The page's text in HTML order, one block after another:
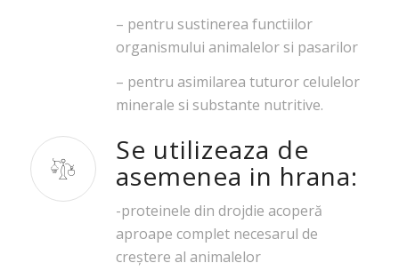
– pentru sustinerea functiilor
organismului animalelor si pasarilor
– pentru asimilarea tuturor celulelor
minerale si substante nutritive.
Se utilizeaza de
asemenea in hrana:
-proteinele din drojdie acoperă
aproape complet necesarul de
creştere al animalelor